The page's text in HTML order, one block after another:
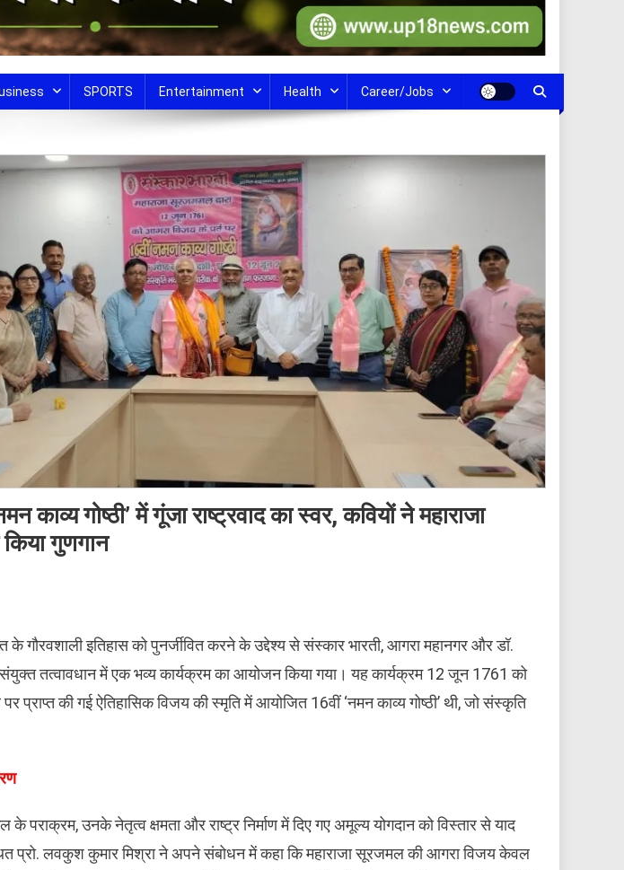
SPORTS Entertainment Health Career/Jobs
गोष्ठी’ में गूंजा राष्ट्रवाद का स्वर, कवियों ने महाराजा
गुणगान
के गौरवशाली इतिहास को पुनर्जीवित करने के उद्देश्य से संस्कार भारती, आगरा महानगर और डॉ.
तत्वावधान में एक भव्य कार्यक्रम का आयोजन किया गया। यह कार्यक्रम 12 जून 1761 को
प्राप्त की गई ऐतिहासिक विजय की स्मृति में आयोजित 16वीं ‘नमन काव्य गोष्ठी’ थी, जो संस्कृति
के पराक्रम, उनके नेतृत्व क्षमता और राष्ट्र निर्माण में दिए गए अमूल्य योगदान को विस्तार से याद
प्रो. लवकुश कुमार मिश्रा ने अपने संबोधन में कहा कि महाराजा सूरजमल की आगरा विजय केवल